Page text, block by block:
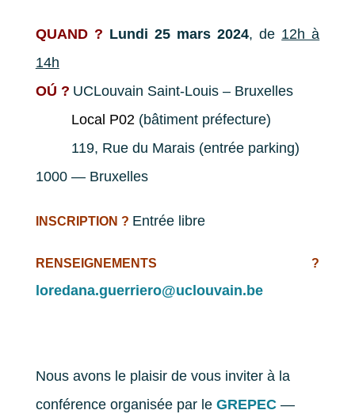
QUAND ? Lundi 25 mars 2024, de 12h à
14h
OÚ ? UCLouvain Saint-Louis – Bruxelles
Local P02 (bâtiment préfecture)
119, Rue du Marais (entrée parking)
1000 — Bruxelles
INSCRIPTION ? Entrée libre
RENSEIGNEMENTS ?
loredana.guerriero@uclouvain.be
Nous avons le plaisir de vous inviter à la
conférence organisée par le GREPEC—